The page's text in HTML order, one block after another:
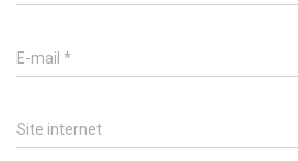
E-mail *
Site internet